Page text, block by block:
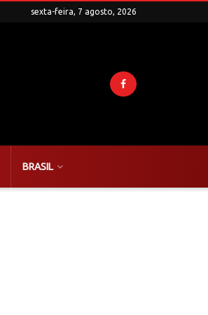
sexta-feira, 7 agosto, 2026
BRASIL